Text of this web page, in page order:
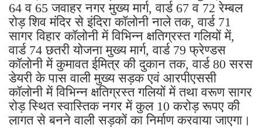
64 व 65 जवाहर नगर मुख्य मार्ग, वार्ड 67 व 72 रेम्बल
रोड़ शिव मंदिर से इंदिरा कॉलोनी नाले तक, वार्ड 71
सागर विहार कॉलोनी में विभिन्न क्षतिग्रस्त गलियों में,
वार्ड 74 छतरी योजना मुख्य मार्ग, वार्ड 79 फ्रेण्डस
कॉलोनी में कुमावत ईमित्र की दुकान तक, वार्ड 80 सरस
डेयरी के पास वाली मुख्य सड़क एवं आरपीएससी
कॉलोनी में विभिन्न क्षतिग्रस्त गलियों में तथा वरूण सागर
रोड़ स्थित स्वास्तिक नगर में कुल 10 करोड़ रूपए की
लागत से बनने वाली सड़कों का निर्माण करवाया जाएगा।